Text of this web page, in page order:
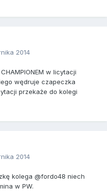
2014
w licytacji
wędruje czapeczka
przekaże do kolegi
2014
kolega @fordo48 niech
w PW.